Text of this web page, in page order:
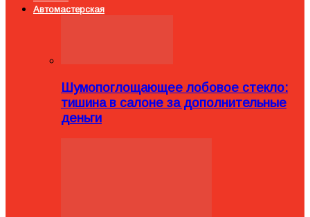
Автомастерская
Шумопоглощающее лобовое стекло:
тишина в салоне за дополнительные
деньги